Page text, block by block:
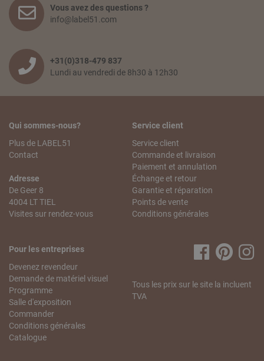
Vous avez des questions ?
info@label51.com
+31(0)318-479 837
Lundi au vendredi de 8h30 à 12h30
Qui sommes-nous?
Plus de LABEL51
Contact
Adresse
De Geer 8
4004 LT TIEL
Visites sur rendez-vous
Service client
Service client
Commande et livraison
Paiement et annulation
Échange et retour
Garantie et réparation
Points de vente
Conditions générales
Pour les entreprises
Devenez revendeur
Demande de matériel visuel
Programme
Salle d'exposition
Commander
Conditions générales
Catalogue
Tous les prix sur le site la incluent
TVA